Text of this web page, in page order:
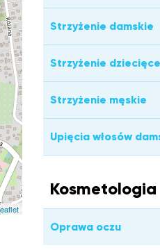
Strzyżenie damskie
Strzyżenie dziecięce
Strzyżenie męskie
Upięcia włosów
Kosmetologia
Oprawa oczu